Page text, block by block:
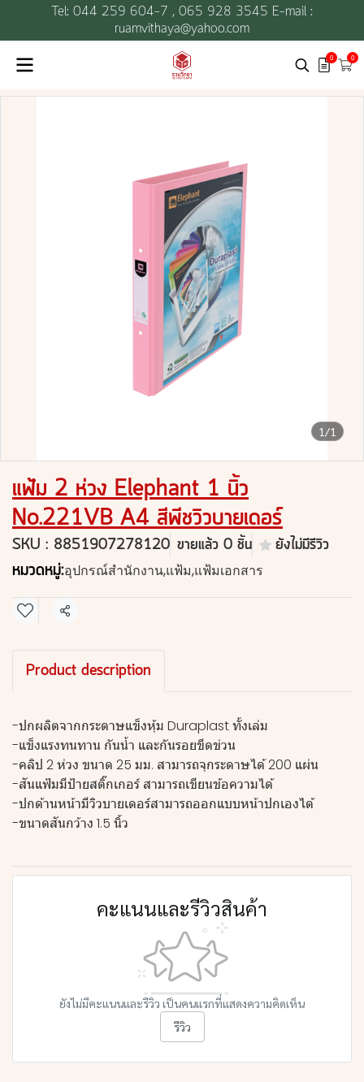
Tel: 044 259 604-7 , 065 928 3545 E-mail :
ruamvithaya@yahoo.com
0 0
1/1
แฟ้ม 2 ห่วง Elephant 1 นิ้ว
No.221VB A4 สีพีชวิวบายเดอร์
SKU : 8851907278120 ขายแล้ว 0 ชิ้น ยังไม่มีรีวิว
หมวดหมู่:อุปกรณ์สำนักงาน,แฟ้ม,แฟ้มเอกสาร
แชร์
Product description
-ปกผลิตจากกระดาษแข็งหุ้ม Duraplast ทั้งเล่ม
-แข็งแรงทนทาน กันน้ำ และกันรอยขีดข่วน
-คลิป 2 ห่วง ขนาด 25 มม. สามารถจุกระดาษได้ 200 แผ่น
-สันแฟ้มมีป้ายสติ๊กเกอร์ สามารถเขียนข้อความได้
-ปกด้านหน้ามีวิวบายเดอร์สามารถออกแบบหน้าปกเองได้
-ขนาดสันกว้าง 1.5 นิ้ว
คะแนนและรีวิวสินค้า
ยังไม่มีคะแนนและรีวิว เป็นคนแรกที่แสดงความคิดเห็น
รีวิว